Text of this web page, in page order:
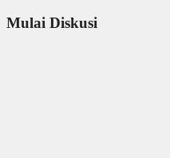
Mulai Diskusi